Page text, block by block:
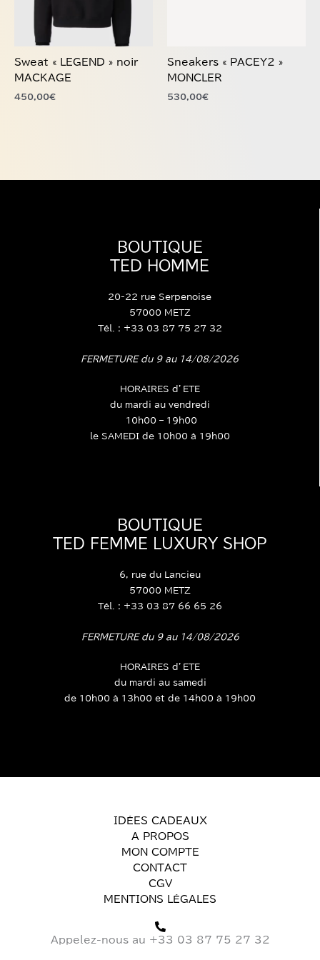
Sweat « LEGEND » noir
MACKAGE
450,00€
options
peuvent
être
choisies
sur
page
Sneakers « PACEY2 »
MONCLER
530,00€
choisies
sur
page
BOUTIQUE
TED HOMME
20-22 rue Serpenoise
57000 METZ
Tél. : +33 03 87 75 27 32
FERMETURE du 9 au 14/08/2026
HORAIRES d’ETE
du mardi au vendredi
10h00 – 19h00
le SAMEDI de 10h00 à 19h00
BOUTIQUE
TED FEMME LUXURY SHOP
6, rue du Lancieu
57000 METZ
Tél. : +33 03 87 66 65 26
FERMETURE du 9 au 14/08/2026
HORAIRES d’ETE
du mardi au samedi
de 10h00 à 13h00 et de 14h00 à 19h00
IDÉES CADEAUX
A PROPOS
MON COMPTE
CONTACT
CGV
MENTIONS LÉGALES
Appelez-nous au +33 03 87 75 27 32